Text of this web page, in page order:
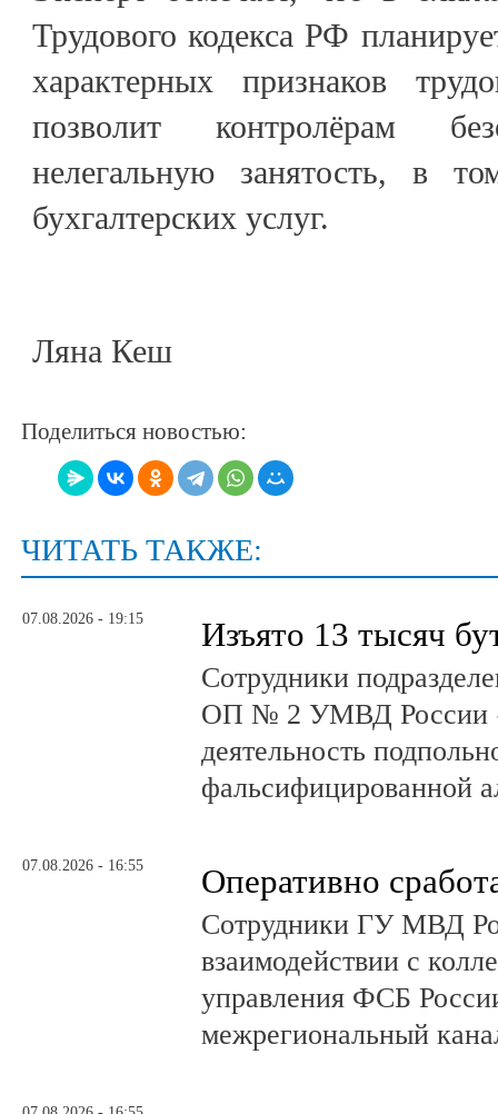
Трудового кодекса РФ
характерных признаков
позволит контролёрам
нелегальную занятость, в
бухгалтерских услуг.
Ляна Кеш
Поделиться новостью:
ЧИТАТЬ ТАКЖЕ:
07.08.2026 - 19:15 Изъято 13 тысяч
Сотрудники
ОП № 2 УМВД России
деятельность
фальсифицированной
07.08.2026 - 16:55 Оперативно
Сотрудники ГУ МВД
взаимодействии с
управления ФСБ
межрегиональный